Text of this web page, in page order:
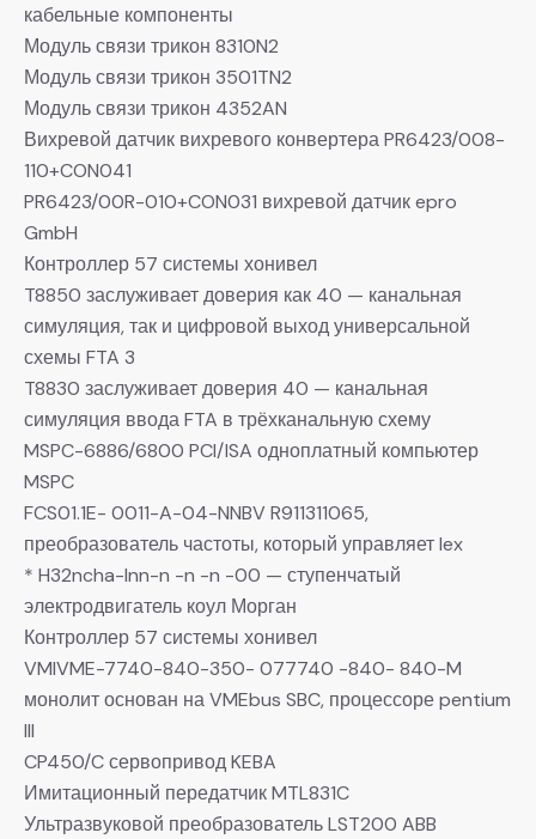
кабельные компоненты
Модуль связи трикон 8310N2
Модуль связи трикон 3501TN2
Модуль связи трикон 4352AN
Вихревой датчик вихревого конвертера PR6423/008-
110+CON041
PR6423/00R-010+CON031 вихревой датчик epro
GmbH
Контроллер 57 системы хонивел
T8850 заслуживает доверия как 40 — канальная
симуляция, так и цифровой выход универсальной
схемы FTA 3
T8830 заслуживает доверия 40 — канальная
симуляция ввода FTA в трёхканальную схему
MSPC-6886/6800 PCI/ISA одноплатный компьютер
MSPC
FCS01.1E- 0011-A-04-NNBV R911311065,
преобразователь частоты, который управляет lex
* H32ncha-lnn-n -n -n -00 — ступенчатый
электродвигатель коул Морган
Контроллер 57 системы хонивел
VMIVME-7740-840-350- 077740 -840- 840-M
монолит основан на VMEbus SBC, процессоре pentium
III
CP450/C сервопривод KEBA
Имитационный передатчик MTL831C
Ультразвуковой преобразователь LST200 ABB